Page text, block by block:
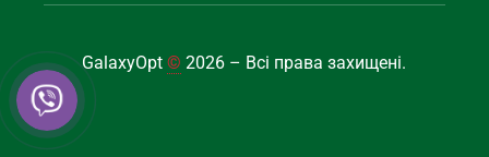
GalaxyOpt© 2026 – Всі права захищені.